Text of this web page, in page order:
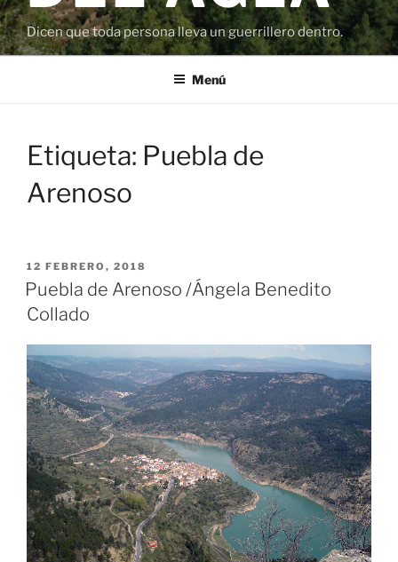
Dicen que toda persona lleva un guerrillero dentro.
Menú
Etiqueta: Puebla de
Arenoso
PUBLICADO
EL
12 FEBRERO, 2018
Puebla de Arenoso /Ángela Benedito
Collado